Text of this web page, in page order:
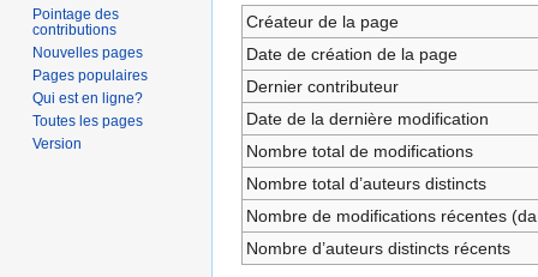
Créateur de la page
Date de création de la page
Dernier contributeur
Date de la dernière modification
Nombre total de modifications
Nombre total d’auteurs distincts
Nombre de modifications récentes
Nombre d’auteurs distincts récents
Pointage des
contributions
Nouvelles pages
Pages populaires
Qui est en ligne?
Toutes les pages
Version